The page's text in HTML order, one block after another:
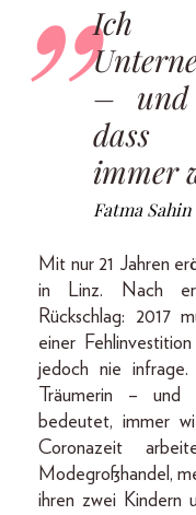
Ich
– und
dass
immer
Fatma Sahin
Mit nur 21 Jahren
in Linz. Nach
Rückschlag: 2017
einer
jedoch nie infrage.
Träumerin –
bedeutet, immer
Coronazeit
Modegroßhandel,
ihren zwei Kindern